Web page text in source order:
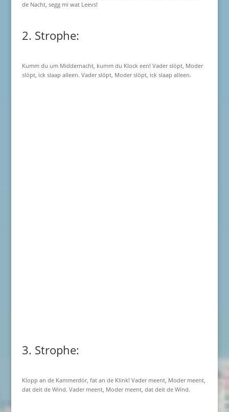
de Nacht, segg mi wat Leevs!
2. Strophe:
Kumm du um Middernacht, kumm du Klock een! Vader slöpt, Moder
slöpt, ick slaap alleen. Vader slöpt, Moder slöpt, ick slaap alleen.
3. Strophe:
Klopp an de Kammerdör, fat an de Klink! Vader meent, Moder meent,
dat deit de Wind. Vader meent, Moder meent, dat deit de Wind.